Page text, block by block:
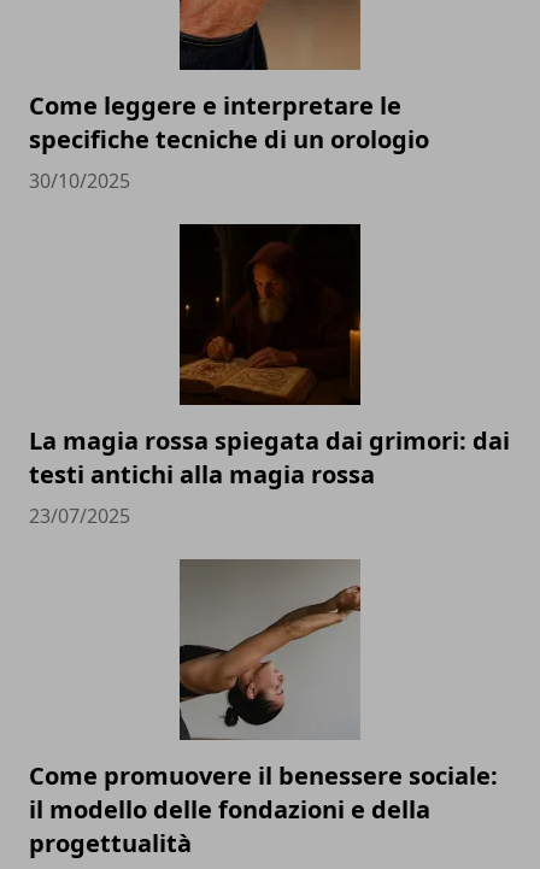
Come leggere e interpretare le
specifiche tecniche di un orologio
30/10/2025
La magia rossa spiegata dai grimori: dai
testi antichi alla magia rossa
23/07/2025
Come promuovere il benessere sociale:
il modello delle fondazioni e della
progettualità